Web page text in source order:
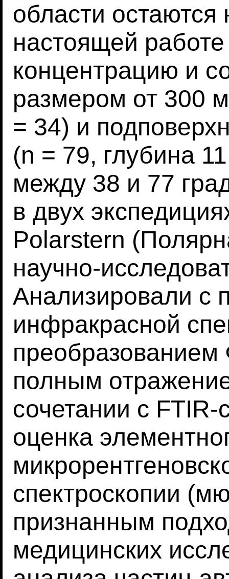
области
настоящей
концентрацию и
размером от 300
= 34) и
(n = 79, глубина
между 38 и 77
в двух
Polarstern
научно-
Анализировали с
инфракрасной
полным
сочетании с FTIR-
оценка
спектроскопии
признанным
медицинских